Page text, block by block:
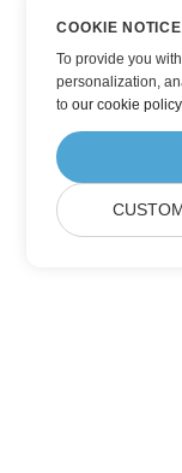
COOKIE NOTICE
To provide you
personalization,
toour cookie policy